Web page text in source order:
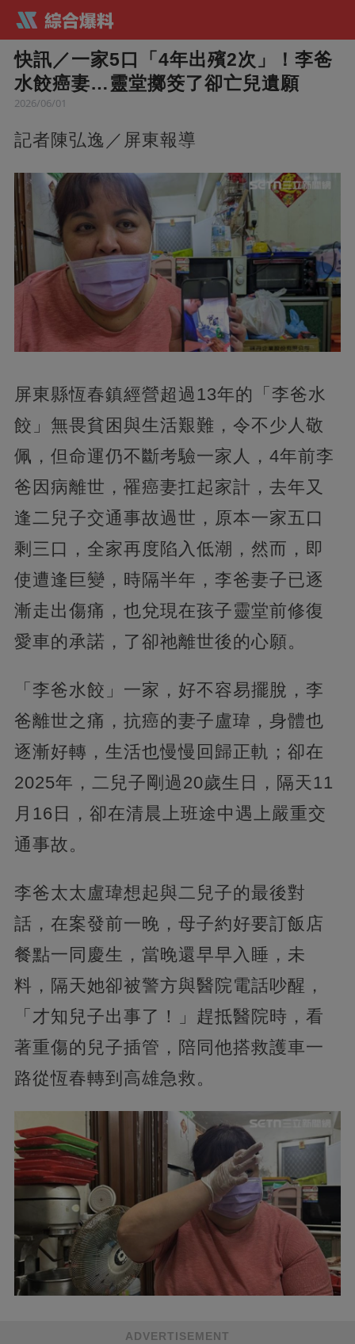
快訊／一家5口「4年出殯2次」！李爸
水餃癌妻…靈堂擲筊了卻亡兒遺願
2026/06/01
記者陳弘逸／屏東報導
屏東縣恆春鎮經營超過13年的「李爸水
餃」無畏貧困與生活艱難，令不少人敬
佩，但命運仍不斷考驗一家人，4年前李
爸因病離世，罹癌妻扛起家計，去年又
逢二兒子交通事故過世，原本一家五口
剩三口，全家再度陷入低潮，然而，即
使遭逢巨變，時隔半年，李爸妻子已逐
漸走出傷痛，也兌現在孩子靈堂前修復
愛車的承諾，了卻祂離世後的心願。
「李爸水餃」一家，好不容易擺脫，李
爸離世之痛，抗癌的妻子盧瑋，身體也
逐漸好轉，生活也慢慢回歸正軌；卻在
2025年，二兒子剛過20歲生日，隔天11
月16日，卻在清晨上班途中遇上嚴重交
通事故。
李爸太太盧瑋想起與二兒子的最後對
話，在案發前一晚，母子約好要訂飯店
餐點一同慶生，當晚還早早入睡，未
料，隔天她卻被警方與醫院電話吵醒，
「才知兒子出事了！」趕抵醫院時，看
著重傷的兒子插管，陪同他搭救護車一
路從恆春轉到高雄急救。
ADVERTISEMENT